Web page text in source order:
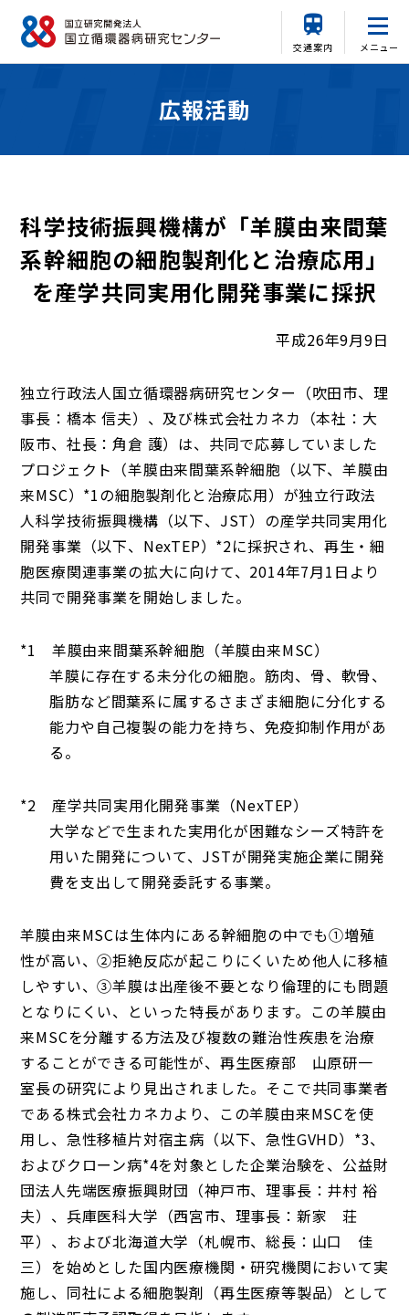
交通案内 メニュー
広報活動
科学技術振興機構が「羊膜由来間葉
系幹細胞の細胞製剤化と治療応用」
を産学共同実用化開発事業に採択
平成26年9月9日
独立行政法人国立循環器病研究センター（吹田市、理
事長：橋本 信夫）、及び株式会社カネカ（本社：大
阪市、社長：角倉 護）は、共同で応募していました
プロジェクト（羊膜由来間葉系幹細胞（以下、羊膜由
来MSC）*1の細胞製剤化と治療応用）が独立行政法
人科学技術振興機構（以下、JST）の産学共同実用化
開発事業（以下、NexTEP）*2に採択され、再生・細
胞医療関連事業の拡大に向けて、2014年7月1日より
共同で開発事業を開始しました。
*1 羊膜由来間葉系幹細胞（羊膜由来MSC）
羊膜に存在する未分化の細胞。筋肉、骨、軟骨、
脂肪など間葉系に属するさまざま細胞に分化する
能力や自己複製の能力を持ち、免疫抑制作用があ
る。
*2 産学共同実用化開発事業（NexTEP）
大学などで生まれた実用化が困難なシーズ特許を
用いた開発について、JSTが開発実施企業に開発
費を支出して開発委託する事業。
羊膜由来MSCは生体内にある幹細胞の中でも①増殖
性が高い、②拒絶反応が起こりにくいため他人に移植
しやすい、③羊膜は出産後不要となり倫理的にも問題
となりにくい、といった特長があります。この羊膜由
来MSCを分離する方法及び複数の難治性疾患を治療
することができる可能性が、再生医療部 山原研一
室長の研究により見出されました。そこで共同事業者
である株式会社カネカより、この羊膜由来MSCを使
用し、急性移植片対宿主病（以下、急性GVHD）*3、
およびクローン病*4を対象とした企業治験を、公益財
団法人先端医療振興財団（神戸市、理事長：井村 裕
夫）、兵庫医科大学（西宮市、理事長：新家 荘
平）、および北海道大学（札幌市、総長：山口 佳
三）を始めとした国内医療機関・研究機関において実
施し、同社による細胞製剤（再生医療等製品）として